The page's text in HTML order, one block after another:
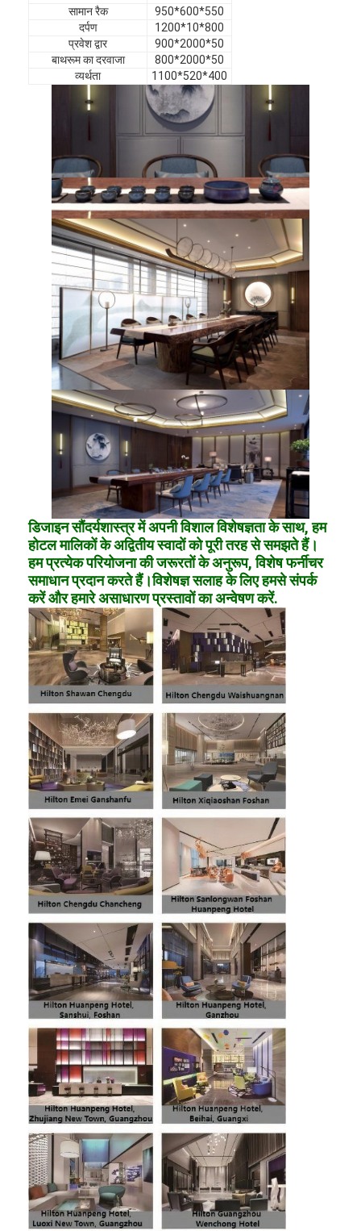
होटल का फर्नीचर
विला फर्नीचर
अपार्टमेंट फर्नीचर
वाणिज्यिक क्लब फर्नीचर
भोजन कक्ष का फर्नीचर
कार्यालय के फर्नीचर
फर्नीचर फिक्स्चर
गद्दी लगा फर्नीचर
सामान रैक
950*600*550
दर्पण
1200*10*800
प्रवेश द्वार
900*2000*50
बाथरूम का दरवाजा
800*2000*50
व्यर्थता
1100*520*400
डिजाइन सौंदर्यशास्त्र में अपनी विशाल विशेषज्ञता के साथ, हम
होटल मालिकों के अद्वितीय स्वादों को पूरी तरह से समझते हैं।
हम प्रत्येक परियोजना की जरूरतों के अनुरूप, विशेष फर्नीचर
समाधान प्रदान करते हैं।विशेषज्ञ सलाह के लिए हमसे संपर्क
करें और हमारे असाधारण प्रस्तावों का अन्वेषण करें.